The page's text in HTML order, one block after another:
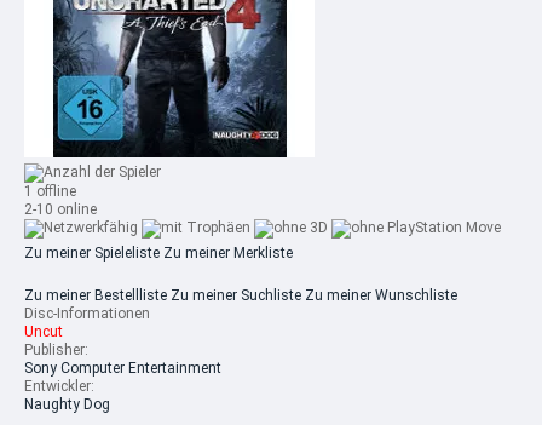
1 offline
2-10 online
Zu meiner Spieleliste Zu meiner Merkliste
Zu meiner Bestellliste Zu meiner Suchliste Zu meiner Wunschliste
Disc-Informationen
Uncut
Publisher:
Sony Computer Entertainment
Entwickler:
Naughty Dog